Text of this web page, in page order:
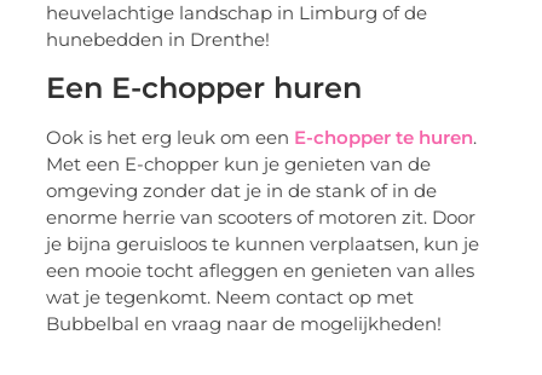
heuvelachtige landschap in Limburg of de
hunebedden in Drenthe!
Een E-chopper huren
Ook is het erg leuk om een E-chopper te huren.
Met een E-chopper kun je genieten van de
omgeving zonder dat je in de stank of in de
enorme herrie van scooters of motoren zit. Door
je bijna geruisloos te kunnen verplaatsen, kun je
een mooie tocht afleggen en genieten van alles
wat je tegenkomt. Neem contact op met
Bubbelbal en vraag naar de mogelijkheden!